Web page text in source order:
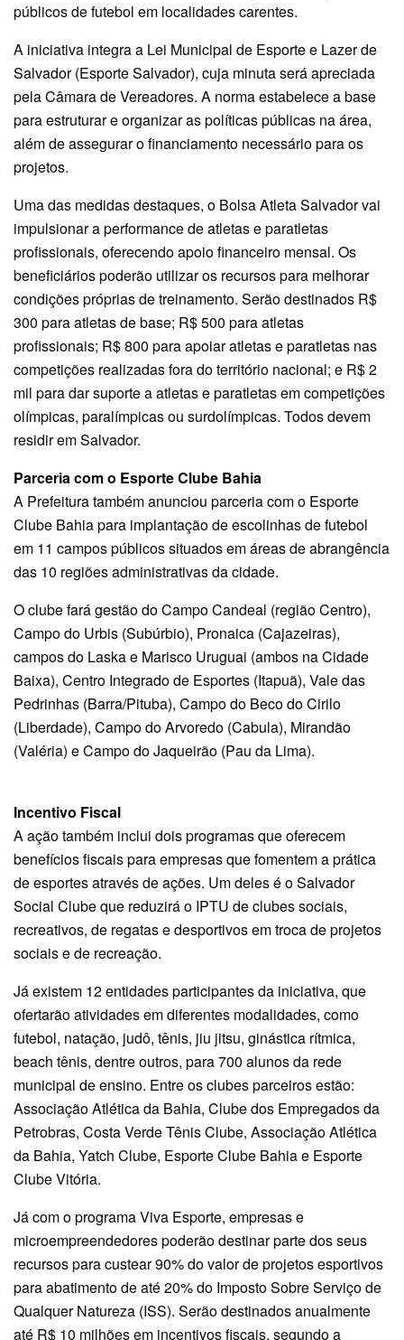
públicos de futebol em localidades carentes.
A iniciativa integra a Lei Municipal de Esporte e Lazer de
Salvador (Esporte Salvador), cuja minuta será apreciada
pela Câmara de Vereadores. A norma estabelece a base
para estruturar e organizar as políticas públicas na área,
além de assegurar o financiamento necessário para os
projetos.
Uma das medidas destaques, o Bolsa Atleta Salvador vai
impulsionar a performance de atletas e paratletas
profissionais, oferecendo apoio financeiro mensal. Os
beneficiários poderão utilizar os recursos para melhorar
condições próprias de treinamento. Serão destinados R$
300 para atletas de base; R$ 500 para atletas
profissionais; R$ 800 para apoiar atletas e paratletas nas
competições realizadas fora do território nacional; e R$ 2
mil para dar suporte a atletas e paratletas em competições
olímpicas, paralímpicas ou surdolímpicas. Todos devem
residir em Salvador.
Parceria com o Esporte Clube Bahia
A Prefeitura também anunciou parceria com o Esporte
Clube Bahia para implantação de escolinhas de futebol
em 11 campos públicos situados em áreas de abrangência
das 10 regiões administrativas da cidade.
O clube fará gestão do Campo Candeal (região Centro),
Campo do Urbis (Subúrbio), Pronaica (Cajazeiras),
campos do Laska e Marisco Uruguai (ambos na Cidade
Baixa), Centro Integrado de Esportes (Itapuã), Vale das
Pedrinhas (Barra/Pituba), Campo do Beco do Cirilo
(Liberdade), Campo do Arvoredo (Cabula), Mirandão
(Valéria) e Campo do Jaqueirão (Pau da Lima).
Incentivo Fiscal
A ação também inclui dois programas que oferecem
benefícios fiscais para empresas que fomentem a prática
de esportes através de ações. Um deles é o Salvador
Social Clube que reduzirá o IPTU de clubes sociais,
recreativos, de regatas e desportivos em troca de projetos
sociais e de recreação.
Já existem 12 entidades participantes da iniciativa, que
ofertarão atividades em diferentes modalidades, como
futebol, natação, judô, tênis, jiu jitsu, ginástica rítmica,
beach tênis, dentre outros, para 700 alunos da rede
municipal de ensino. Entre os clubes parceiros estão:
Associação Atlética da Bahia, Clube dos Empregados da
Petrobras, Costa Verde Tênis Clube, Associação Atlética
da Bahia, Yatch Clube, Esporte Clube Bahia e Esporte
Clube Vitória.
Já com o programa Viva Esporte, empresas e
microempreendedores poderão destinar parte dos seus
recursos para custear 90% do valor de projetos esportivos
para abatimento de até 20% do Imposto Sobre Serviço de
Qualquer Natureza (ISS). Serão destinados anualmente
até R$ 10 milhões em incentivos fiscais, segundo a